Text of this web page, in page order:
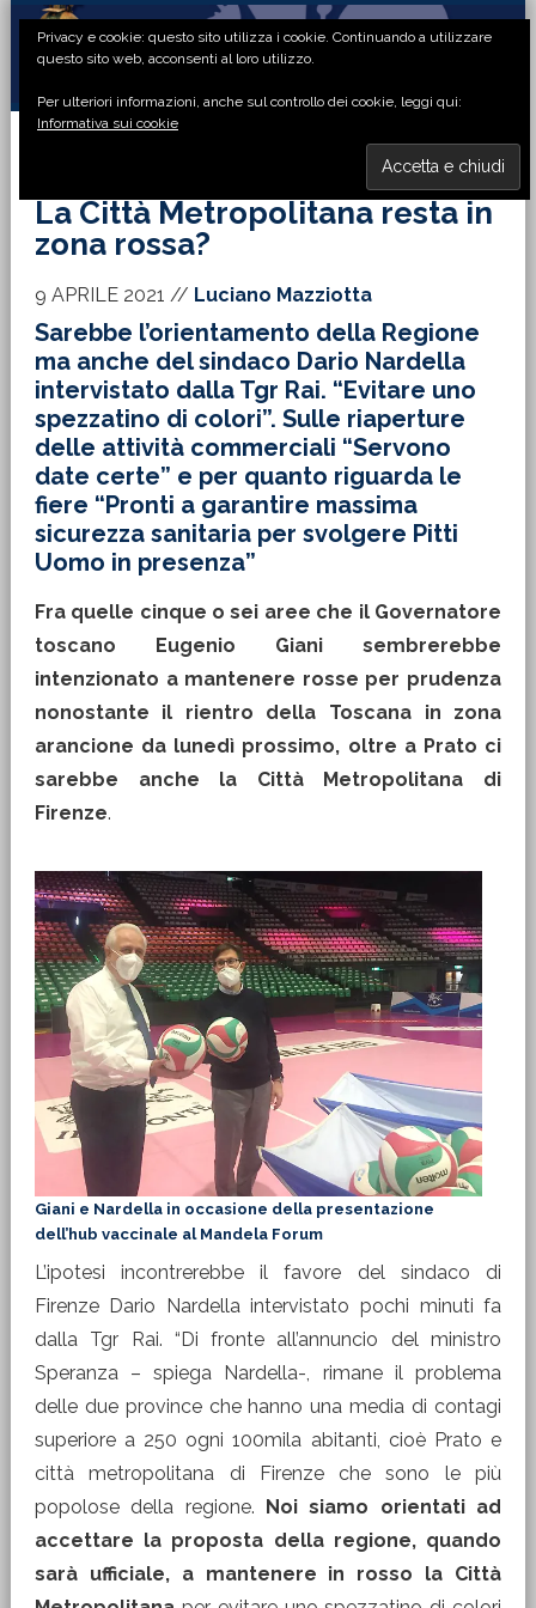
Passa
primaria
Passa
principale
Passa
laterale
Passa
di
La Città Metropolitana resta in
zona rossa?
9 APRILE 2021 // Luciano Mazziotta
Sarebbe l’orientamento della Regione
ma anche del sindaco Dario Nardella
intervistato dalla Tgr Rai. “Evitare uno
spezzatino di colori”. Sulle riaperture
delle attività commerciali “Servono
date certe” e per quanto riguarda le
fiere “Pronti a garantire massima
sicurezza sanitaria per svolgere Pitti
Uomo in presenza”
Fra quelle cinque o sei aree che il Governatore
toscano Eugenio Giani sembrerebbe
intenzionato a mantenere rosse per prudenza
nonostante il rientro della Toscana in zona
arancione da lunedì prossimo, oltre a Prato ci
sarebbe anche la Città Metropolitana di
Firenze.
Giani e Nardella in occasione della presentazione
dell’hub vaccinale al Mandela Forum
L’ipotesi incontrerebbe il favore del sindaco di
Firenze Dario Nardella intervistato pochi minuti fa
dalla Tgr Rai. “Di fronte all’annuncio del ministro
Speranza – spiega Nardella-, rimane il problema
delle due province che hanno una media di contagi
superiore a 250 ogni 100mila abitanti, cioè Prato e
città metropolitana di Firenze che sono le più
popolose della regione. Noi siamo orientati ad
accettare la proposta della regione, quando
sarà ufficiale, a mantenere in rosso la Città
Privacy e cookie: questo sito utilizza i cookie. Continuando a utilizzare
questo sito web, acconsenti al loro utilizzo.
Per ulteriori informazioni, anche sul controllo dei cookie, leggi qui:
Informativa sui cookie